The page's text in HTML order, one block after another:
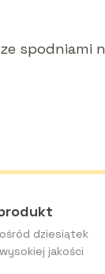
spodniami
dziesiątek
jakości